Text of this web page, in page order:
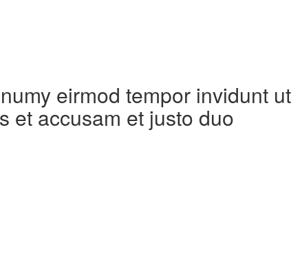
eirmod tempor invidunt ut
et accusam et justo duo